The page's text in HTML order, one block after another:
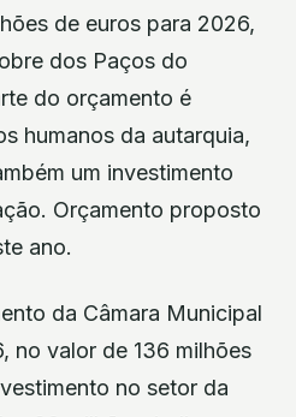
de euros para 2026,
dos Paços do
do orçamento é
humanos da autarquia,
um investimento
Orçamento proposto
ano.
da Câmara Municipal
no valor de 136 milhões
no setor da